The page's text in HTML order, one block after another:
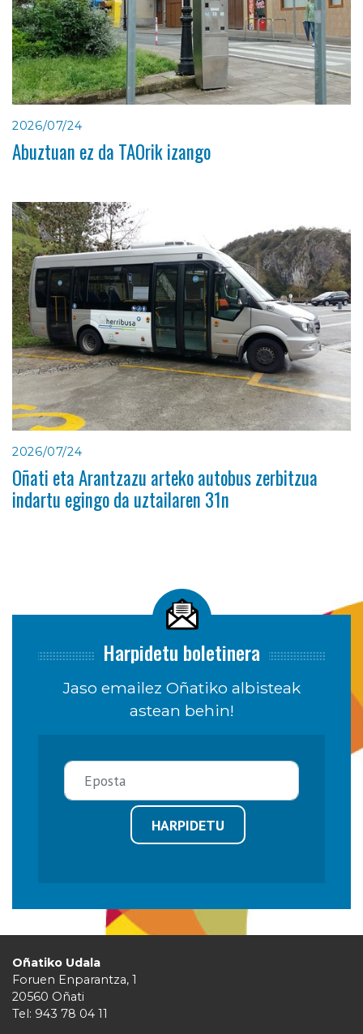
2026/07/24
Abuztuan ez da TAOrik izango
2026/07/24
Oñati eta Arantzazu arteko autobus zerbitzua
indartu egingo da uztailaren 31n
Harpidetu boletinera
Jaso emailez Oñatiko albisteak
astean behin!
HARPIDETU
Oñatiko Udala
Foruen Enparantza, 1
20560 Oñati
Tel: 943 78 04 11